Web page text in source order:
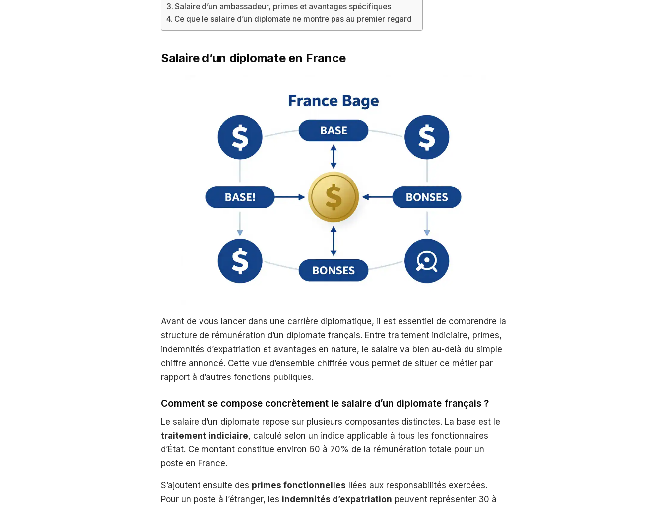
Salaire d’un ambassadeur, primes et avantages spécifiques
Ce que le salaire d’un diplomate ne montre pas au premier regard
Salaire d’un diplomate en France
Avant de vous lancer dans une carrière diplomatique, il est essentiel de comprendre la
structure de rémunération d’un diplomate français. Entre traitement indiciaire, primes,
indemnités d’expatriation et avantages en nature, le salaire va bien au-delà du simple
chiffre annoncé. Cette vue d’ensemble chiffrée vous permet de situer ce métier par
rapport à d’autres fonctions publiques.
Comment se compose concrètement le salaire d’un diplomate français ?
Le salaire d’un diplomate repose sur plusieurs composantes distinctes. La base est le
traitement indiciaire, calculé selon un indice applicable à tous les fonctionnaires
d’État. Ce montant constitue environ 60 à 70% de la rémunération totale pour un
poste en France.
S’ajoutent ensuite des primes fonctionnelles liées aux responsabilités exercées.
Pour un poste à l’étranger, les indemnités d’expatriation peuvent représenter 30 à